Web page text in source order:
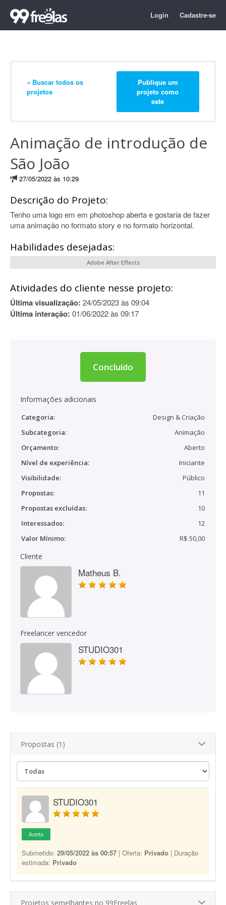
Login Cadastre-se
« Buscar todos os
projetos
Publique um
projeto como
este
Animação de introdução de
São João
27/05/2022 às 10:29
Descrição do Projeto:
Tenho uma logo em em photoshop aberta e gostaria de fazer
uma animação no formato story e no formato horizontal.
Habilidades desejadas:
Adobe After Effects
Atividades do cliente nesse projeto:
Última visualização: 24/05/2023 às 09:04
Última interação: 01/06/2022 às 09:17
Concluído
Informações adicionais
Categoria:
Design & Criação
Subcategoria:
Animação
Orçamento:
Aberto
Nível de experiência:
Iniciante
Visibilidade:
Público
Propostas:
11
Propostas excluídas:
10
Interessados:
12
Valor Mínimo:
R$ 50,00
Cliente
Matheus B.
Freelancer vencedor
STUDIO301
Propostas (1)
STUDIO301
Aceita
Submetido: 29/05/2022 às 00:57 | Oferta: Privado | Duração
estimada: Privado
Projetos semelhantes no 99Freelas